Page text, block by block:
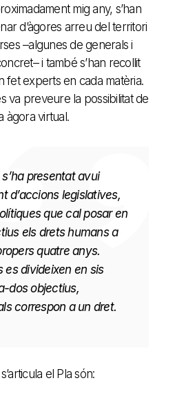
mig any, s’han
d’àgores arreu del territori
–algunes de generals i
i també s’han recollit
fet experts en cada matèria.
va preveure la possibilitat de
àgora virtual.
presentat avui
d’accions legislatives,
que cal posar en
els drets humans a
quatre anys.
es divideixen en sis
dos objectius,
correspon a un dret.
el Pla són: